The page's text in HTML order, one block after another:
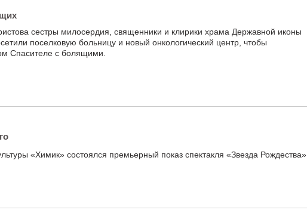
сестры милосердия, священники и клирики храма Державной иконы
поселковую больницу и новый онкологический центр, чтобы
Спасителе с болящими.
«Химик» состоялся премьерный показ спектакля «Звезда Рождества».